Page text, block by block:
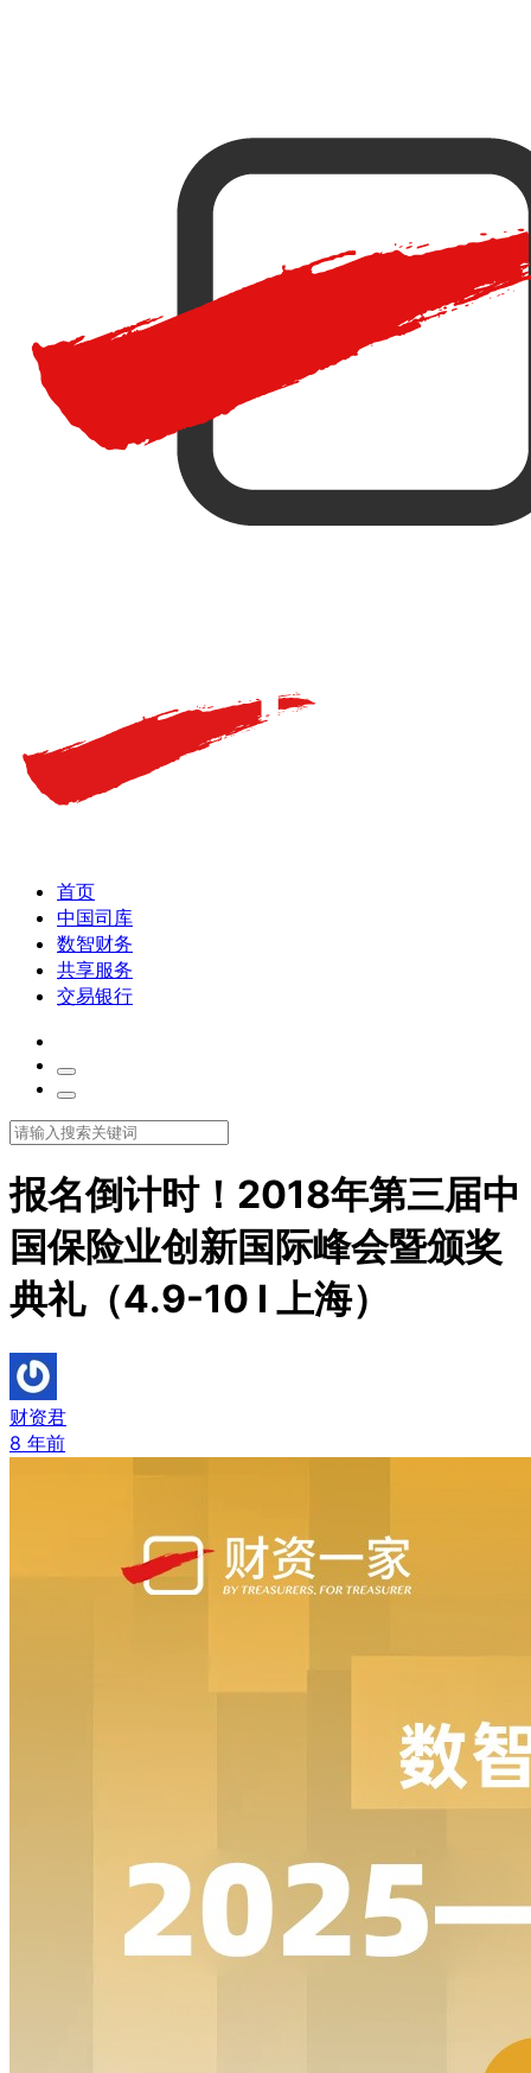
首页
中国司库
数智财务
共享服务
交易银行
报名倒计时！2018年第三届中
国保险业创新国际峰会暨颁奖
典礼（4.9-10 I 上海）
财资君
8 年前